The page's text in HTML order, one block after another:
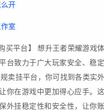
开
室
买平台】 想升王者荣耀游戏
台致力于广大玩家安全、稳定
卖挂平台，你可找到各类实
你在游戏中更加得心应手。
外挂稳定性和安全性，让你